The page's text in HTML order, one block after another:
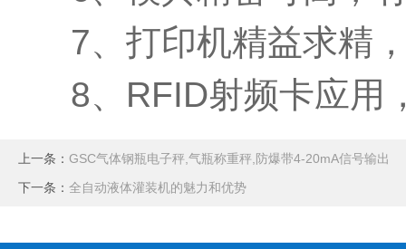
7、打印机精益求精，
8、RFID射频卡应用
上一条： GSC气体钢瓶电子秤,气瓶称重秤,防爆带4-20mA信号输出
下一条： 全自动液体灌装机的魅力和优势